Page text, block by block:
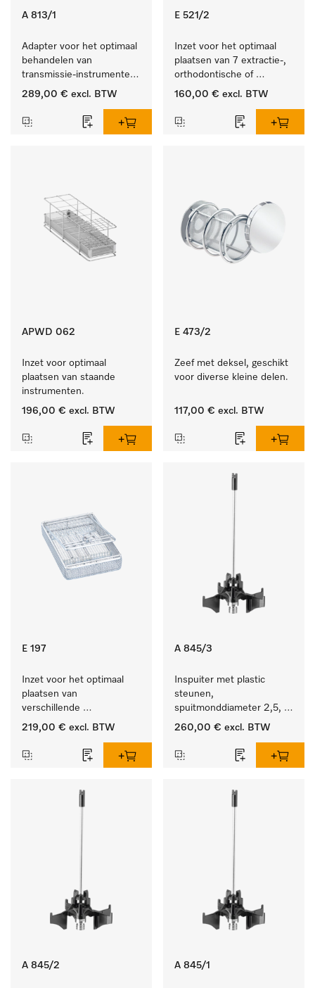
A 813/1
Adapter voor het optimaal
behandelen van
transmissie-instrumenten
met externe spray.
289,00 € excl. BTW
E 521/2
Inzet voor het optimaal
plaatsen van 7 extractie-,
orthodontische of
techniektangen.
160,00 € excl. BTW
APWD 062
Inzet voor optimaal
plaatsen van staande
instrumenten.
196,00 € excl. BTW
E 473/2
Zeef met deksel, geschikt
voor diverse kleine delen.
117,00 € excl. BTW
E 197
Inzet voor het optimaal
plaatsen van
verschillende
instrumenten.
219,00 € excl. BTW
A 845/3
Inspuiter met plastic
steunen,
spuitmonddiameter 2,5,
lengte 125 mm, 20 stuks.
260,00 € excl. BTW
A 845/2 A 845/1